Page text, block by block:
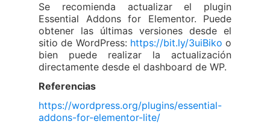
Se recomienda actualizar el plugin
Essential Addons for Elementor. Puede
obtener las últimas versiones desde el
sitio de WordPress: https://bit.ly/3uiBiko o
bien puede realizar la actualización
directamente desde el dashboard de WP.
Referencias
https://wordpress.org/plugins/essential-
addons-for-elementor-lite/